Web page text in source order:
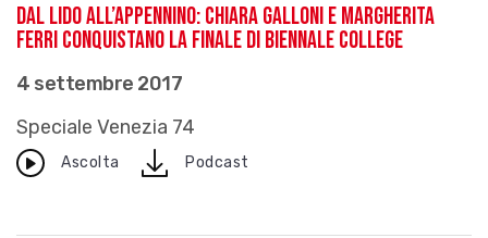
Dal Lido all’Appennino: Chiara Galloni e Margherita
Ferri conquistano la finale di Biennale College
4 settembre 2017
Speciale Venezia 74
Ascolta downloadPodcast